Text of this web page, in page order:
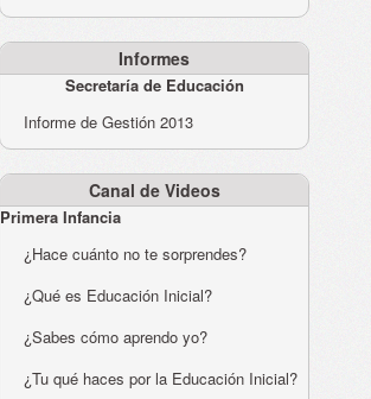
Informes
Secretaría de Educación
Informe de Gestión 2013
Canal de Videos
Primera Infancia
¿Hace cuánto no te sorprendes?
¿Qué es Educación Inicial?
¿Sabes cómo aprendo yo?
¿Tu qué haces por la Educación Inicial?